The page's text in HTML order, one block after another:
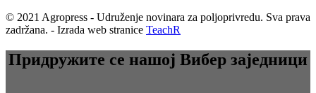
© 2021 Agropress - Udruženje novinara za poljoprivredu. Sva prava
zadržana. - Izrada web stranice TeachR
Придружите се нашој Вибер заједници